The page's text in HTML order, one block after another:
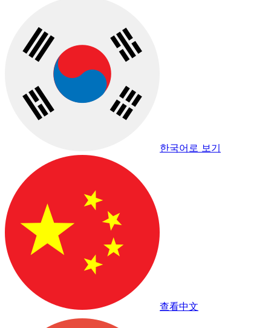
한국어로 보기
查看中文